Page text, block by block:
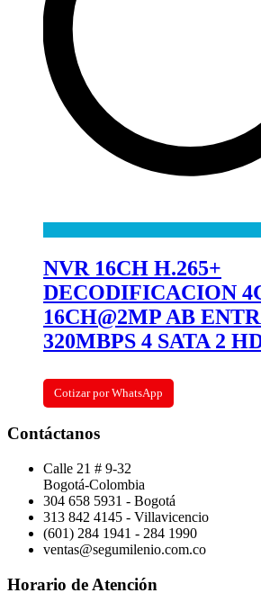
NVR 16CH H.265+
DECODIFICACION
16CH@2MP AB
320MBPS 4 SATA 2
Cotizar por WhatsApp
Contáctanos
Calle 21 # 9-32
Bogotá-Colombia
304 658 5931 - Bogotá
313 842 4145 - Villavicencio
(601) 284 1941 - 284 1990
ventas@segumilenio.com.co
Horario de Atención